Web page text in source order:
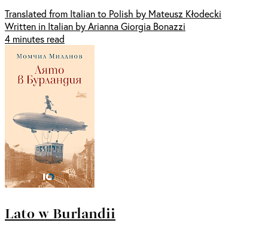
Translated from Italian to Polish by Mateusz Kłodecki
Written in Italian by Arianna Giorgia Bonazzi
4 minutes read
Lato w Burlandii